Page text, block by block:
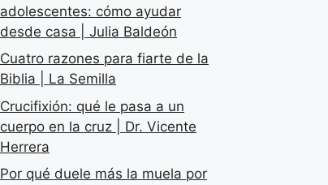
adolescentes: cómo ayudar
desde casa | Julia Baldeón
Cuatro razones para fiarte de la
Biblia | La Semilla
Crucifixión: qué le pasa a un
cuerpo en la cruz | Dr. Vicente
Herrera
Por qué duele más la muela por